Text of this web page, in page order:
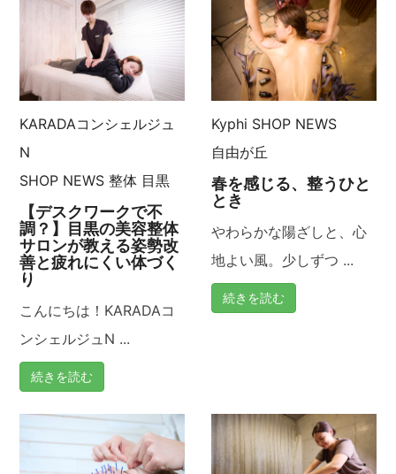
KARADAコンシェルジュ
N
SHOP NEWS 整体 目黒
【デスクワークで不
調？】目黒の美容整体
サロンが教える姿勢改
善と疲れにくい体づく
り
こんにちは！KARADAコ
ンシェルジュN ...
続きを読む
Kyphi SHOP NEWS
自由が丘
春を感じる、整うひと
とき
やわらかな陽ざしと、心
地よい風。少しずつ ...
続きを読む